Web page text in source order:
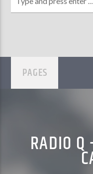
PAGES
RADIO